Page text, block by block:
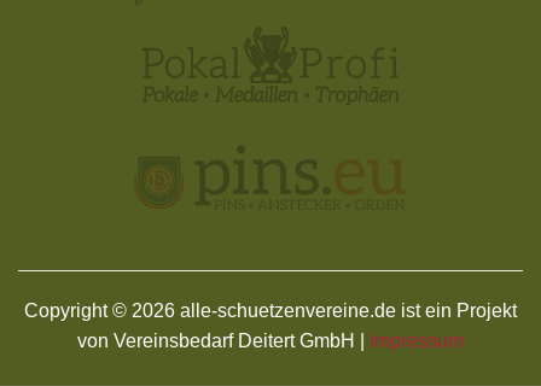
Copyright © 2026 alle-schuetzenvereine.de ist ein Projekt
von Vereinsbedarf Deitert GmbH |
Impressum